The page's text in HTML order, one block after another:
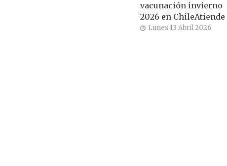
vacunación invierno
2026 en ChileAtiende
Lunes 13 Abril 2026